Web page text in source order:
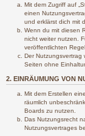
Mit dem Zugriff auf
einen
und erklärst dich mit
Wenn du mit diesen
nicht weiter nutzen.
veröffentlichten
Der Nutzungsvertrag
Seiten ohne
2. EINRÄUMUNG VON
Mit dem Erstellen
räumlich
Boards zu nutzen.
Das Nutzungsrecht
Nutzungsvertrages